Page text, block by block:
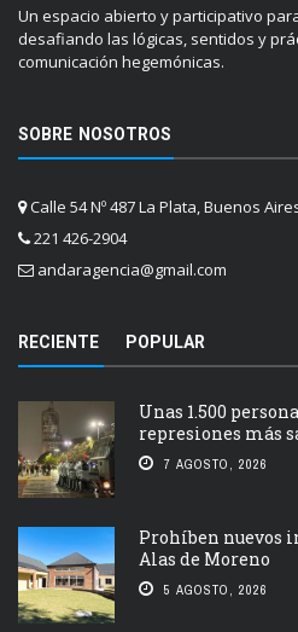
Un espacio abierto y participativo
desafiando las lógicas, sentidos y
comunicación hegemónicas.
SOBRE NOSOTROS
Calle 54 Nº 487 La Plata, Buenos
221 426-2904
andaragencia@gmail.com
RECIENTE POPULAR
Unas 1.500
represiones más
7 AGOSTO, 2026
Prohíben nuevos
Alas de Moreno
5 AGOSTO, 2026